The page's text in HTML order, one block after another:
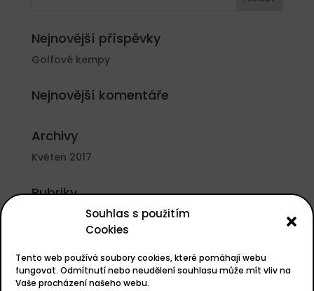
Souhlas s použitím
Cookies
Tento web používá soubory cookies, které pomáhají webu
fungovat. Odmítnutí nebo neudělení souhlasu může mít vliv na
Vaše procházení našeho webu.
Nejnovější příspěvky
Golfové kempy
Nejnovější komentáře
Archivy
Květen 2017
Rubriky
Nezařazené
Základní informace
Přihlásit se